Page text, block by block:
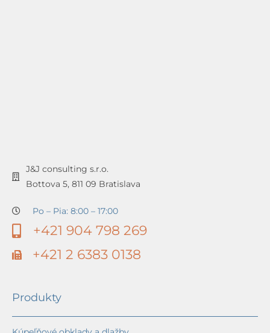
J&J consulting s.r.o.
Bottova 5, 811 09 Bratislava
Po – Pia: 8:00 – 17:00
+421 904 798 269
+421 2 6383 0138
Produkty